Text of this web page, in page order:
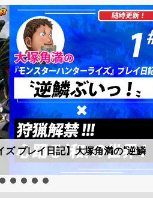
ズ プレイ日記】大塚角満の“逆鱗